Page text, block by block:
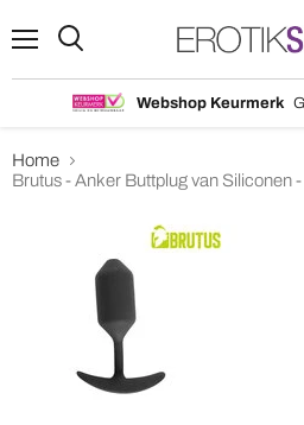
Webshop Keurmerk
Home
Brutus - Anker Buttplug van Siliconen